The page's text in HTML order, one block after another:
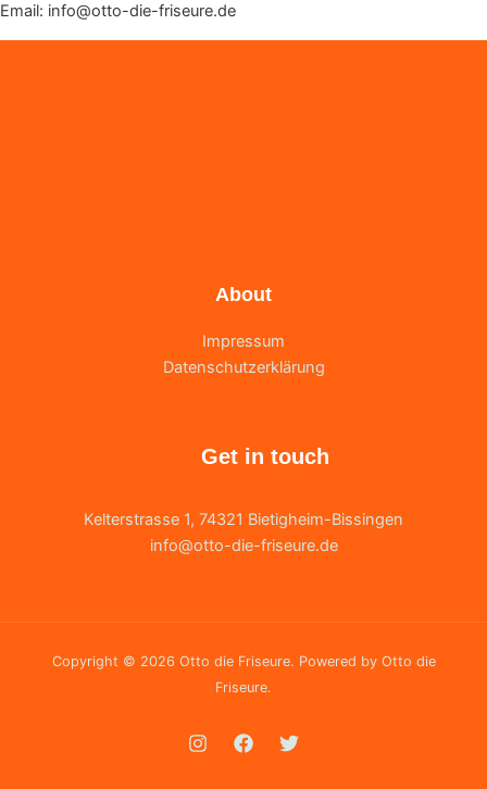
Email: info@otto-die-friseure.de
About
Impressum
Datenschutzerklärung
Get in touch
Kelterstrasse 1, 74321 Bietigheim-Bissingen
info@otto-die-friseure.de
Copyright © 2026 Otto die Friseure. Powered by Otto die
Friseure.